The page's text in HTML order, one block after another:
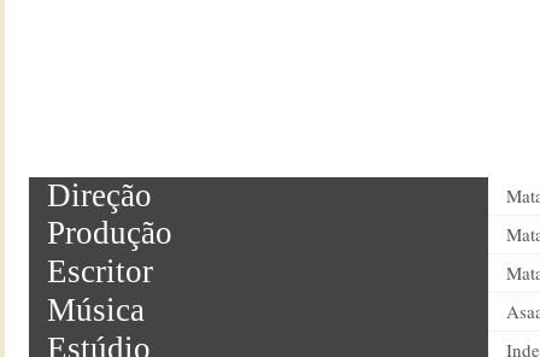
Direção
Produção
Escritor
Música
Estúdio